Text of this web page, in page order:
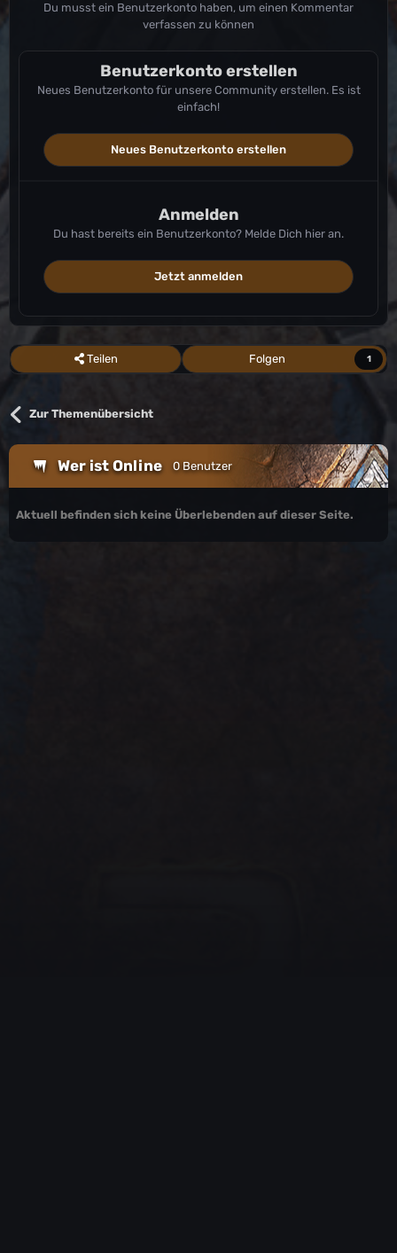
Du musst ein Benutzerkonto haben, um einen Kommentar
verfassen zu können
Benutzerkonto erstellen
Neues Benutzerkonto für unsere Community erstellen. Es ist
einfach!
Neues Benutzerkonto erstellen
Anmelden
Du hast bereits ein Benutzerkonto? Melde Dich hier an.
Jetzt anmelden
Teilen Folgen 1
Zur Themenübersicht
Wer ist Online 0 Benutzer
Aktuell befinden sich keine Überlebenden auf dieser Seite.